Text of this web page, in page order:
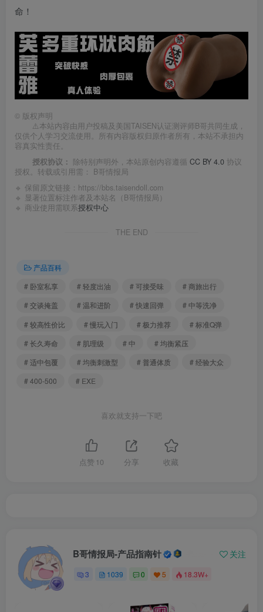
命！
© 版权声明
⚠️本站内容由用户投稿及美国TAISEN认证测评师B哥共同生成，
仅供个人学习交流使用。所有内容版权归原作者所有，本站不承担内
容真实性责任。
授权协议： 除特别声明外，本站原创内容遵循 CC BY 4.0 协议
授权。转载或引用需： B哥情报局
🔹 保留原文链接： https://bbs.taisendoll.com
🔹 显著位置标注作者及本站名（B哥情报局）
🔹 商业使用需联系授权中心
THE END
产品百科
# 卧室私享
# 轻度出油 # 可接受味
# 商旅出行
# 交谈掩盖
# 温和进阶 # 快速回弹
# 中等洗净
# 较高性价比
# 慢玩入门 # 极力推荐
# 标准Q弹
# 长久寿命
# 肌理级 # 中
# 均衡紧压
# 适中包覆
# 均衡刺激型 # 普通体质
# 经验大众
# 400-500
# EXE
喜欢就支持一下吧
点赞 10 分享 收藏
B哥情报局-产品指南针 关注
3 1039 0 5 18.3W+